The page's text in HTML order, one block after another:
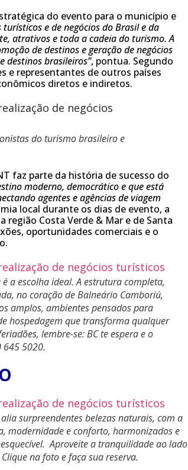
do evento para o município e
e de negócios do Brasil e da
atrativos e toda a cadeia do turismo. A
de destinos e geração de negócios
destinos brasileiros”, pontua. Segundo
e representantes de outros países
diretos e indiretos.
do turismo brasileiro e
faz parte da história de sucesso do
moderno, democrático e que está
agentes e agências de viagem
local durante os dias de evento, a
Costa Verde & Mar e de Santa
oportunidades comerciais e o
a escolha ideal. A estrutura completa,
no coração de Balneário Camboriú,
amplos, ambientes pensados para
hospedagem que transforma qualquer
lembre-se: BC te espera e o
645 5020.
surpreendentes belezas naturais, com a
modernidade e conforto, harmonizados e
Aproveite a tranquilidade ao lado
na foto e faça sua reserva.